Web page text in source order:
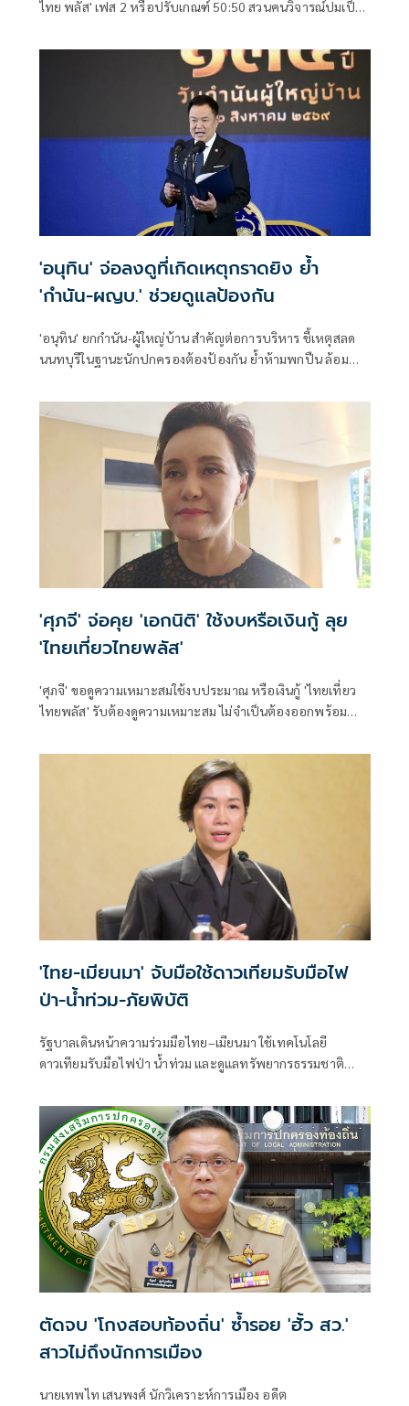
ไทย พลัส' เฟส 2 หรือปรับเกณฑ์ 50:50 สวนคนวิจารณ์ปมเป็น
แข็งแรง
'อนุทิน' จ่อลงดูที่เกิดเหตุกราดยิง ย้ำ
'กำนัน-ผญบ.' ช่วยดูแลป้องกัน
'อนุทิน' ยกกำนัน-ผู้ใหญ่บ้าน สำคัญต่อการบริหาร ชี้เหตุสลด
นนทบุรีในฐานะนักปกครองต้องป้องกัน ย้ำห้ามพกปืน ล้อม
ที่เกิดเหตุ
'ศุภจี' จ่อคุย 'เอกนิติ' ใช้งบหรือเงินกู้ ลุย
'ไทยเที่ยวไทยพลัส'
'ศุภจี' ขอดูความเหมาะสมใช้งบประมาณ หรือเงินกู้ 'ไทยเที่ยว
ไทยพลัส' รับต้องดูความเหมาะสม ไม่จำเป็นต้องออกพร้อม
'ไทย-เมียนมา' จับมือใช้ดาวเทียมรับมือไฟ
ป่า-น้ำท่วม-ภัยพิบัติ
รัฐบาลเดินหน้าความร่วมมือไทย–เมียนมา ใช้เทคโนโลยี
ดาวเทียมรับมือไฟป่า น้ำท่วม และดูแลทรัพยากรธรรมชาติ
ตัดจบ 'โกงสอบท้องถิ่น' ซ้ำรอย 'ฮั้ว สว.'
สาวไม่ถึงนักการเมือง
นายเทพไท เสนพงศ์ นักวิเคราะห์การเมือง อดีต